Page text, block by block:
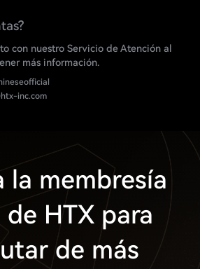
con nuestro Servicio de Atención al
más información.
inc.com
la membresía
de HTX para
de más